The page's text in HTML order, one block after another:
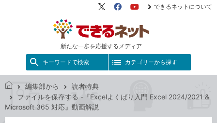
新たな一歩を応援するメディア
X（旧
FacebookYouTube
できるネットについて
キーワードで検索 カテゴリーから探す
で
き
編集部から
読者特典
ファイルを保存する -『Excelよくばり入門 Excel 2024/2021 &
Microsoft 365 対応』動画解説